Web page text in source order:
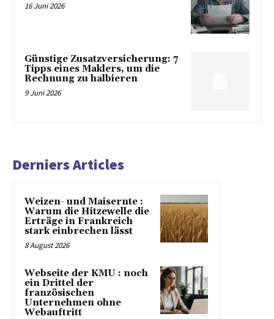
16 Juni 2026
Günstige Zusatzversicherung: 7
Tipps eines Maklers, um die
Rechnung zu halbieren
9 Juni 2026
Derniers Articles
Weizen- und Maisernte :
Warum die Hitzewelle die
Erträge in Frankreich
stark einbrechen lässt
8 August 2026
Webseite der KMU : noch
ein Drittel der
französischen
Unternehmen ohne
Webauftritt